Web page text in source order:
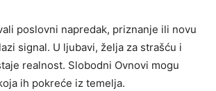
poslovni napredak, priznanje ili novu
signal. U ljubavi, želja za strašću i
realnost. Slobodni Ovnovi mogu
ih pokreće iz temelja.